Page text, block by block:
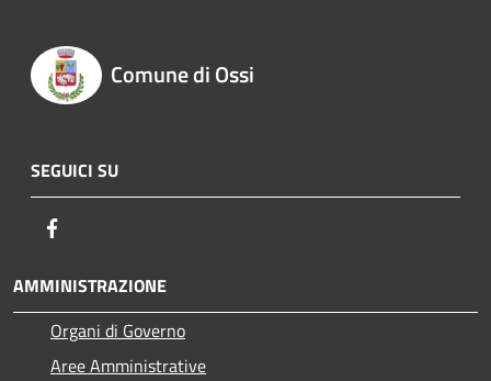
Comune di Ossi
SEGUICI SU
AMMINISTRAZIONE
Organi di Governo
Aree Amministrative